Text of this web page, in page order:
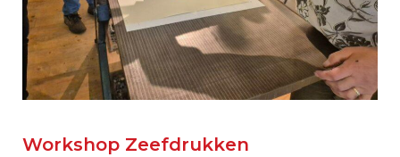
Workshop Zeefdrukken